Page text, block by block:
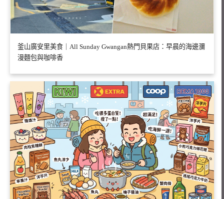
釜山廣安里美食｜All Sunday Gwangan熱門貝果店：早晨的海邊瀰
漫麵包與咖啡香